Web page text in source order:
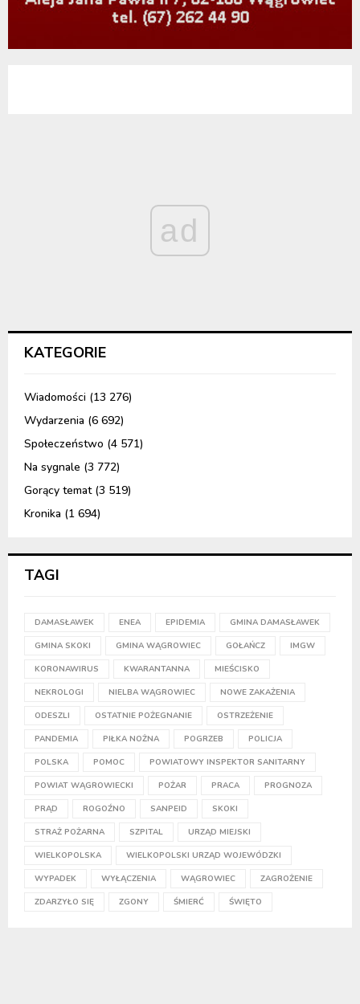
ad
KATEGORIE
Wiadomości (13 276)
Wydarzenia (6 692)
Społeczeństwo (4 571)
Na sygnale (3 772)
Gorący temat(3 519)
Kronika (1 694)
TAGI
DAMASŁAWEK ENEA EPIDEMIA GMINA DAMASŁAWEK
GMINA SKOKI GMINA WĄGROWIEC GOŁAŃCZ IMGW
KORONAWIRUS KWARANTANNA MIEŚCISKO
NEKROLOGI NIELBA WĄGROWIEC NOWE ZAKAŻENIA
ODESZLI OSTATNIE POŻEGNANIE OSTRZEŻENIE
PANDEMIA PIŁKA NOŻNA POGRZEB POLICJA
POLSKA POMOC POWIATOWY INSPEKTOR SANITARNY
POWIAT WĄGROWIECKI POŻAR PRACA PROGNOZA
PRĄD ROGOŹNO SANPEID SKOKI
STRAŻ POŻARNA SZPITAL URZĄD MIEJSKI
WIELKOPOLSKA WIELKOPOLSKI URZĄD WOJEWÓDZKI
WYPADEK WYŁĄCZENIA WĄGROWIEC ZAGROŻENIE
ZDARZYŁO SIĘ ZGONY ŚMIERĆ ŚWIĘTO